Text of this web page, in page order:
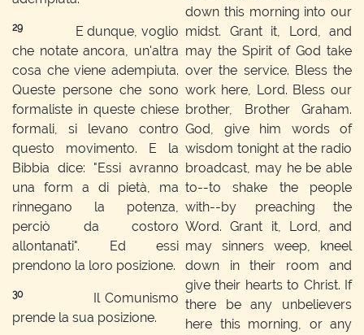
29
E dunque, voglio
che notate ancora, un'altra
cosa che viene adempiuta.
Queste persone che sono
formaliste in queste chiese
formali, si levano contro
questo movimento. E la
Bibbia dice: "Essi avranno
una form a di pietà, ma
rinnegano la potenza,
perciò da costoro
allontanati". Ed essi
prendono la loro posizione.
30Il Comunismo
prende la sua posizione.
down this morning into our
midst. Grant it, Lord, and
may the Spirit of God take
over the service. Bless the
work here, Lord. Bless our
brother, Brother Graham.
God, give him words of
wisdom tonight at the radio
broadcast, may he be able
to--to shake the people
with--by preaching the
Word. Grant it, Lord, and
may sinners weep, kneel
down in their room and
give their hearts to Christ. If
there be any unbelievers
here this morning, or any